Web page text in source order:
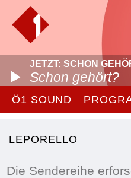
JETZT: SCHON
Schon gehört?
Ö1 SOUND
LEPORELLO
Die Sendereihe